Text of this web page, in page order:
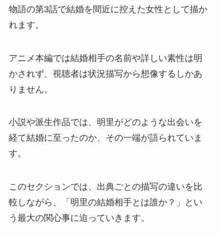
物語の第3話で結婚を間近に控えた女性として描か
れます。
アニメ本編では結婚相手の名前や詳しい素性は明
かされず、視聴者は状況描写から想像するしかあ
りません。
小説や派生作品では、明里がどのような出会いを
経て結婚に至ったのか、その一端が語られていま
す。
このセクションでは、出典ごとの描写の違いを比
較しながら、「明里の結婚相手とは誰か？」とい
う最大の関心事に迫っていきます。